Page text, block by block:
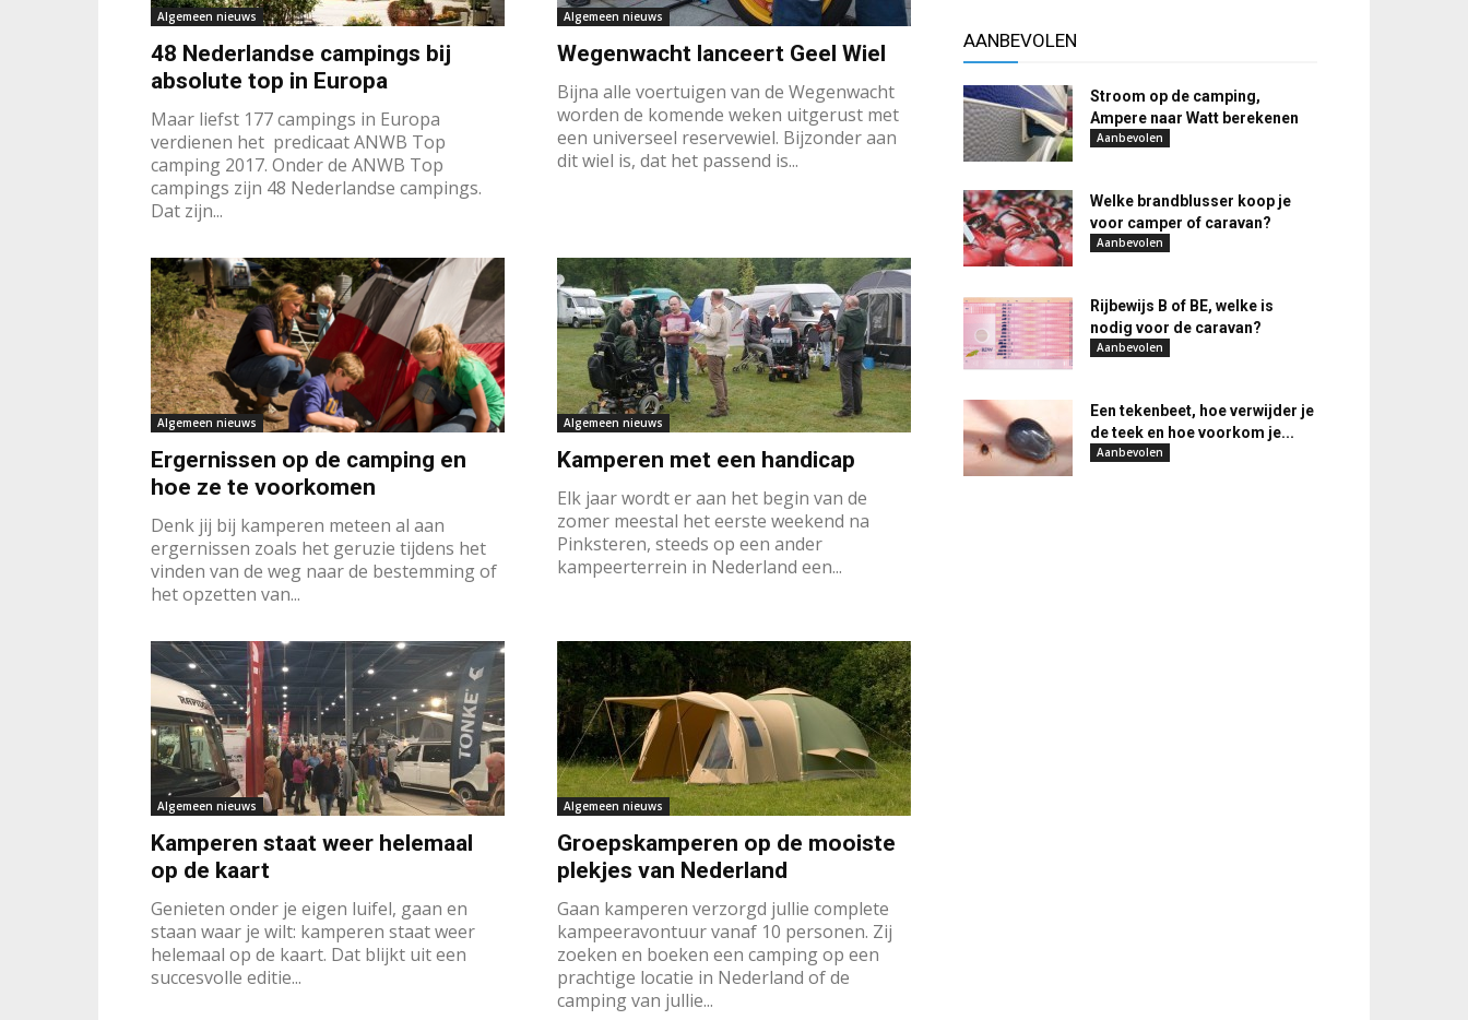
Algemeen nieuws
48 Nederlandse campings bij
absolute top in Europa
Maar liefst 177 campings in Europa
verdienen het predicaat ANWB Top
camping 2017. Onder de ANWB Top
campings zijn 48 Nederlandse campings.
Dat zijn...
Algemeen nieuws
Wegenwacht lanceert Geel Wiel
Bijna alle voertuigen van de Wegenwacht
worden de komende weken uitgerust met
een universeel reservewiel. Bijzonder aan
dit wiel is, dat het passend is...
Algemeen nieuws
Ergernissen op de camping en
hoe ze te voorkomen
Denk jij bij kamperen meteen al aan
ergernissen zoals het geruzie tijdens het
vinden van de weg naar de bestemming of
het opzetten van...
Algemeen nieuws
Kamperen met een handicap
Elk jaar wordt er aan het begin van de
zomer meestal het eerste weekend na
Pinksteren, steeds op een ander
kampeerterrein in Nederland een...
Algemeen nieuws
Kamperen staat weer helemaal
op de kaart
Genieten onder je eigen luifel, gaan en
staan waar je wilt: kamperen staat weer
helemaal op de kaart. Dat blijkt uit een
succesvolle editie...
Algemeen nieuws
Groepskamperen op de mooiste
plekjes van Nederland
Gaan kamperen verzorgd jullie complete
kampeeravontuur vanaf 10 personen. Zij
zoeken en boeken een camping op een
prachtige locatie in Nederland of de
camping van jullie...
AANBEVOLEN
Stroom op de camping,
Ampere naar Watt berekenen
Aanbevolen
Welke brandblusser koop je
voor camper of caravan?
Aanbevolen
Rijbewijs B of BE, welke is
nodig voor de caravan?
Aanbevolen
Een tekenbeet, hoe verwijder je
de teek en hoe voorkom je...
Aanbevolen